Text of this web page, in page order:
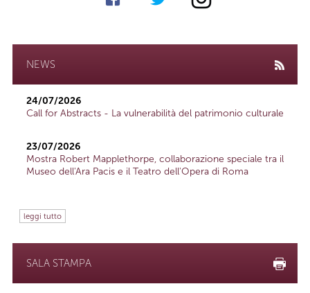
NEWS
24/07/2026
Call for Abstracts - La vulnerabilità del patrimonio culturale
23/07/2026
Mostra Robert Mapplethorpe, collaborazione speciale tra il
Museo dell'Ara Pacis e il Teatro dell'Opera di Roma
leggi tutto
SALA STAMPA